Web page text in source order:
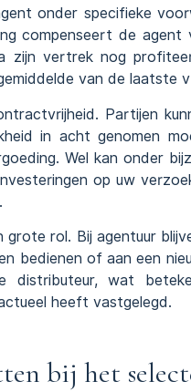
onder specifieke
compenseert de
zijn vertrek nog
van de laatste
Partijen
in acht genomen
Wel kan onder
op uw
rol. Bij agentuur
bedienen of aan een
distributeur, wat
heeft vastgelegd.
bij het